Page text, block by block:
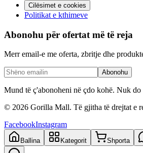
Cilësimet e cookies
Politikat e kthimeve
Abonohu për ofertat më të reja
Merr email-e me oferta, zbritje dhe
Abonohu
Mund të ç'abonoheni në çdo kohë. Nuk do
© 2026 Gorilla Mall. Të gjitha të drejtat e
FacebookInstagram
Ballina Kategorit Shporta